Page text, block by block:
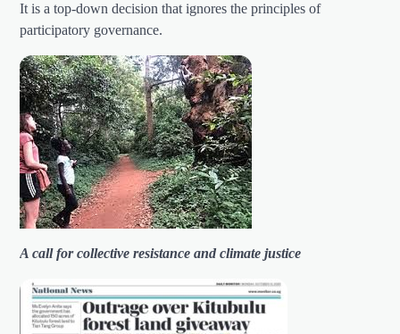
It is a top-down decision that ignores the principles of
participatory governance.
A call for collective resistance and climate justice